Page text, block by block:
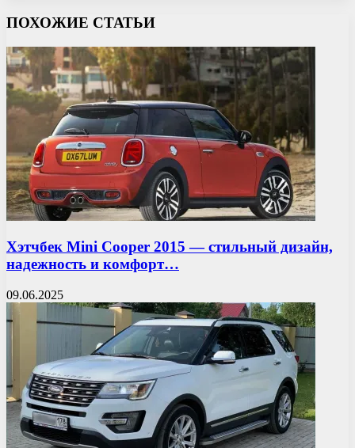
ПОХОЖИЕ СТАТЬИ
Хэтчбек Mini Cooper 2015 — стильный дизайн,
надежность и комфорт…
09.06.2025